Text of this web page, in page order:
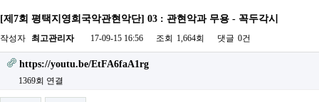
[제7회 평택지영희국악관현악단] 03 : 관현악과 무용 - 꼭두각시
작성자 최고관리자 17-09-15 16:56 조회 1,664회 댓글 0건
https://youtu.be/EtFA6faA1rg
1369회 연결